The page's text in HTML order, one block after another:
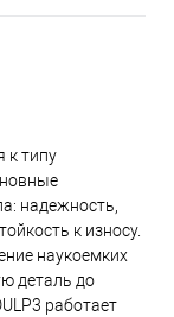
к типу
надежность,
к износу.
наукоемких
деталь до
работает